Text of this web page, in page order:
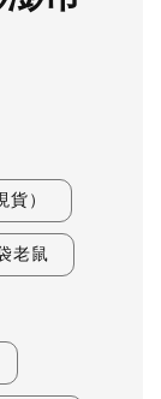
）
老鼠